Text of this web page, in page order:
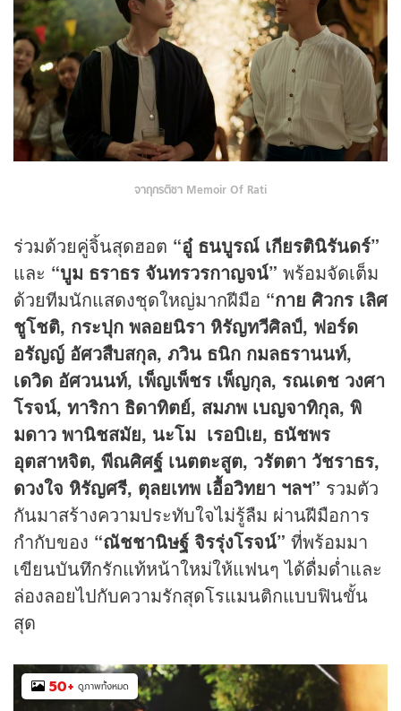
จาฤกรติชา Memoir Of Rati
ร่วมด้วยคู่จิ้นสุดฮอต “อู๋ ธนบูรณ์ เกียรตินิรันดร์”
และ “บูม ธราธร จันทรวรกาญจน์” พร้อมจัดเต็ม
ด้วยทีมนักแสดงชุดใหญ่มากฝีมือ “กาย ศิวกร เลิศ
ชูโชติ, กระปุก พลอยนิรา หิรัญทวีศิลป์, ฟอร์ด
อรัญญ์ อัศวสืบสกุล, ภวิน ธนิก กมลธรานนท์,
เดวิด อัศวนนท์, เพ็ญเพ็ชร เพ็ญกุล, รณเดช วงศา
โรจน์, ทาริกา ธิดาทิตย์, สมภพ เบญจาทิกุล, พิ
มดาว พานิชสมัย, นะโม เรอบิเย, ธนัชพร
อุตสาหจิต, พีณศิศฐ์ เนตตะสูต, วรัตตา วัชราธร,
ดวงใจ หิรัญศรี, ตุลยเทพ เอื้อวิทยา ฯลฯ” รวมตัว
กันมาสร้างความประทับใจไม่รู้ลืม ผ่านฝีมือการ
กำกับของ “ณัชชานิษฐ์ จิรรุ่งโรจน์” ที่พร้อมมา
เขียนบันทึกรักแท้หน้าใหม่ให้แฟนๆ ได้ดื่มด่ำและ
ล่องลอยไปกับความรักสุดโรแมนติกแบบฟินขั้น
สุด
50+ ดูภาพทั้งหมด